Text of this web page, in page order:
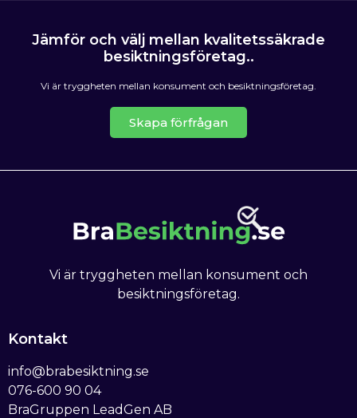
Jämför och välj mellan kvalitetssäkrade
besiktningsföretag..
Vi är tryggheten mellan konsument och besiktningsföretag.
Skapa förfrågan
Kontakt
info@brabesiktning.se
076-600 90 04
BraGruppen LeadGen AB
Vi är tryggheten mellan konsument och
besiktningsföretag.